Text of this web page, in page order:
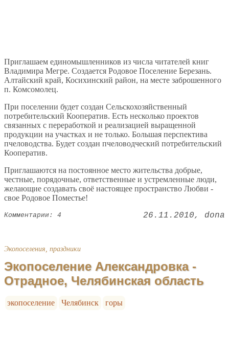
Приглашаем единомышленников из числа читателей книг
Владимира Мегре. Создается Родовое Поселение Березань.
Алтайский край, Косихинский район, на месте заброшенного
п. Комсомолец.
При поселении будет создан Сельскохозяйственный
потребительский Кооператив. Есть несколько проектов
связанных с переработкой и реализацией выращенной
продукции на участках и не только. Большая перспектива
пчеловодства. Будет создан пчеловодческий потребительский
Кооператив.
Приглашаются на постоянное место жительства добрые,
честные, порядочные, ответственные и устремленные люди,
желающие создавать своё настоящее пространство Любви -
свое Родовое Поместье!
Комментарии: 4 26.11.2010 dona
Экопоселения, праздники
Экопоселение Александровка -
Отрадное, Челябинская область
экопоселение Челябинск горы